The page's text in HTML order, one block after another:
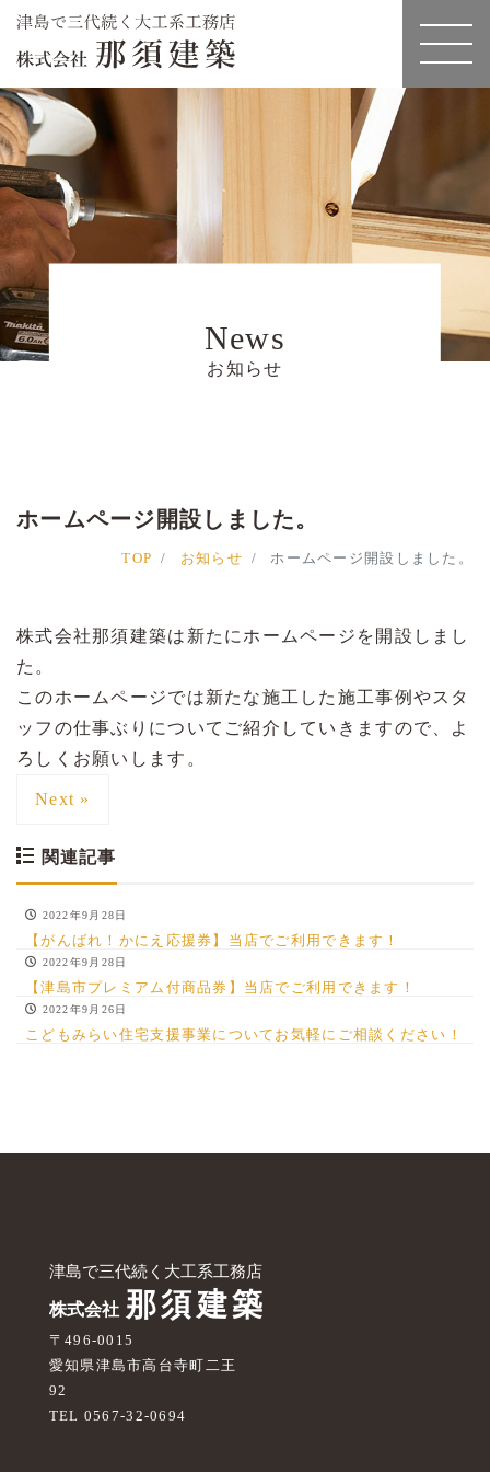
News
お知らせ
ホームページ開設しました。
TOP お知らせ ホームページ開設しました。
株式会社那須建築は新たにホームページを開設しまし
た。
このホームページでは新たな施工した施工事例やスタ
ッフの仕事ぶりについてご紹介していきますので、よ
ろしくお願いします。
Next »
関連記事
2022年9月28日
【がんばれ！かにえ応援券】当店でご利用できます！
2022年9月28日
【津島市プレミアム付商品券】当店でご利用できます！
2022年9月26日
こどもみらい住宅支援事業についてお気軽にご相談ください！
〒496-0015
愛知県津島市高台寺町二王
92
TEL 0567-32-0694